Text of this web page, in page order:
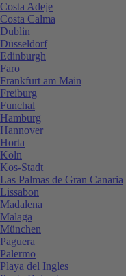
Costa Adeje
Costa Calma
Dublin
Düsseldorf
Edinburgh
Faro
Frankfurt am Main
Freiburg
Funchal
Hamburg
Hannover
Horta
Köln
Kos-Stadt
Las Palmas de Gran Canaria
Lissabon
Madalena
Malaga
München
Paguera
Palermo
Playa del Ingles